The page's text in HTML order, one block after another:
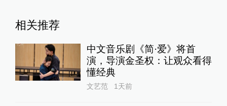
相关推荐
中文音乐剧《简·爱》将首
演，导演金圣权：让观众看得
懂经典
文艺范 1天前